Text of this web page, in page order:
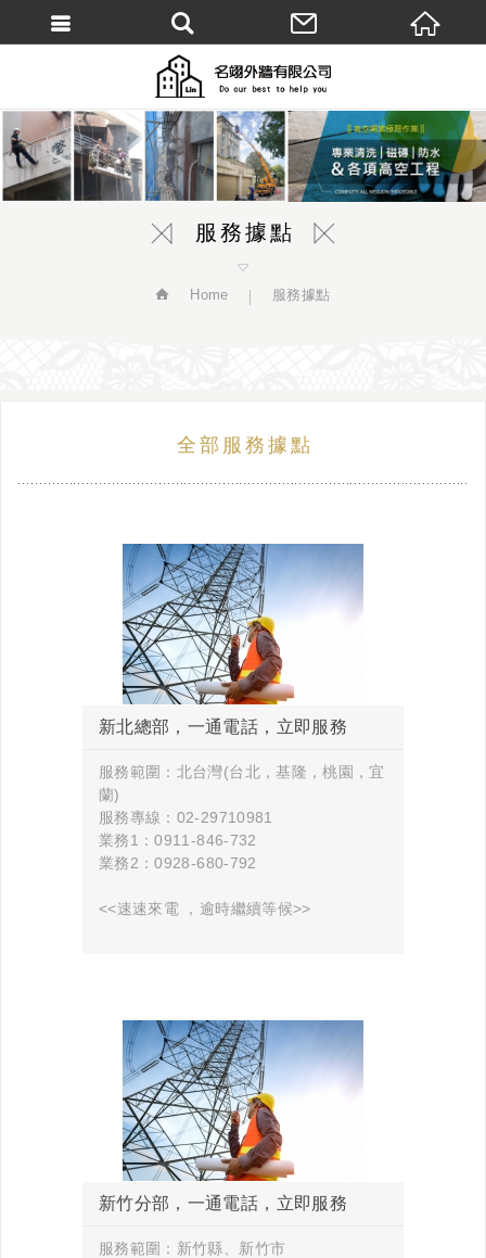
服務據點
Home 服務據點
全部服務據點
新北總部，一通電話，立即服務
服務範圍：北台灣(台北，基隆，桃園，宜
蘭)
服務專線：02-29710981
業務1：0911-846-732
業務2：0928-680-792
<<速速來電 ，逾時繼續等候>>
新竹分部，一通電話，立即服務
服務範圍：新竹縣、新竹市
繁體中文